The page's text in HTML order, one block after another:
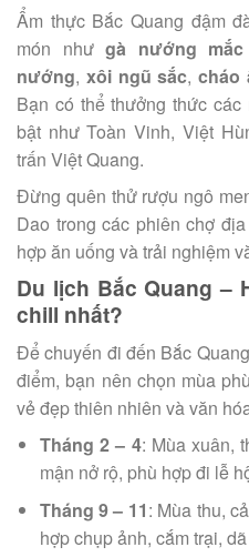
Ẩm thực Bắc Quang đậm
món nhưgà nướng mắc
nướng, xôi ngũ sắc,cháo
Bạn có thể thưởng thức
bật như Toàn Vinh, Việt
trấn Việt Quang.
Đừng quên thử rượu ngô
Dao trong các phiên chợ
hợp ăn uống và trải nghiệm
Du lịch Bắc Quang –
chill nhất?
Để chuyến đi đến Bắc
điểm, bạn nên chọn mùa
vẻ đẹp thiên nhiên và văn
Tháng 2 – 4: Mùa xuân,
mận nở rộ, phù hợp đi lễ
Tháng 9 – 11: Mùa thu,
hợp chụp ảnh, cắm trại,